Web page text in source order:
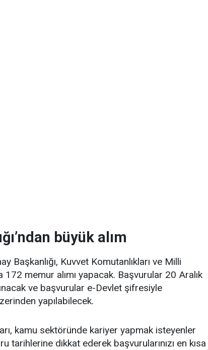
büyük alım
Başkanlığı, Kuvvet Komutanlıkları ve Milli
memur alımı yapacak. Başvurular 20 Aralık
ve başvurular e-Devlet şifresiyle
yapılabilecek.
kamu sektöründe kariyer yapmak isteyenler
tarihlerine dikkat ederek başvurularınızı en kısa